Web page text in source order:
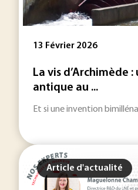
13 Février 2026
La vis d’Archimède
antique au ...
Et si une invention
Article d'actualité